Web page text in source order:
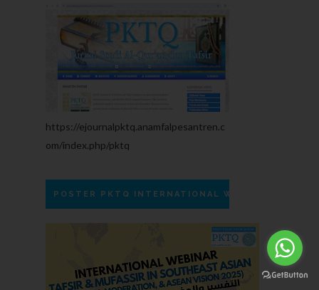
https://ejournalpktq.anamfalpesantren.c
om/index.php/pktq
POSTER PKTQ INTERNATIONAL WEBINAR